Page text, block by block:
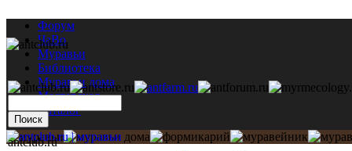
Форум
ЧаВо
Муравьи
Библиотека
Муравьи дома
Мастерская
Каталог
antclub.ru